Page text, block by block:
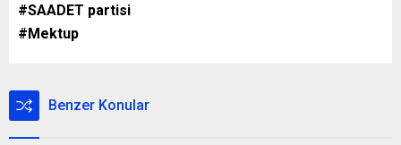
#SAADET partisi
#Mektup
Benzer Konular